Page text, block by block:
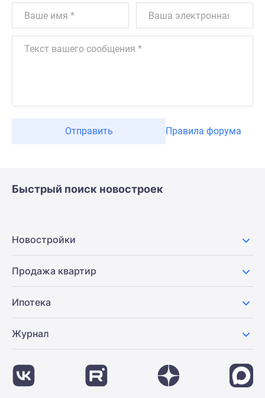
Отправить Правила форума
Быстрый поиск новостроек
Новостройки
Продажа квартир
Ипотека
Журнал